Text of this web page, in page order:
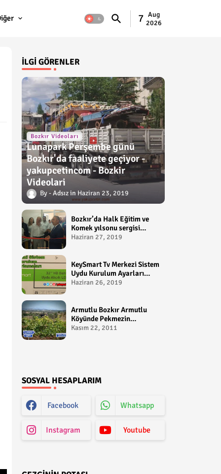
7 Aug
2026
İLGI GÖRENLER
Bozkır Videoları
Lunapark Perşembe günü
Bozkır'da faaliyete geçiyor -
yakupcetincom - Bozkir
Videolari
Adsız Haziran 23, 2019
Bozkır’da Halk Eğitim ve
Komek yılsonu sergisi
gerçekleştirildi-
Haziran 27, 2019
KeySmart Tv Merkezi Sistem
Uydu Kurulum Ayarları
Video anlatım -
Haziran 26, 2019
Armutlu Bozkır Armutlu
Köyünde Pekmezin
Hikayesi:Gezen Bilir Kontv
Kasım 22, 2011
SOSYAL HESAPLARIM
Facebook Whatsapp
Instagram Youtube